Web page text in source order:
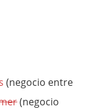
(negocio entre
(negocio